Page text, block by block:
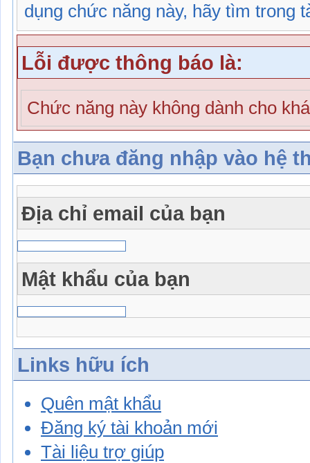
dụng chức năng này, hãy tìm trong
Lỗi được thông báo là:
Chức năng này không dành cho
Bạn chưa đăng nhập vào hệ
Địa chỉ email của bạn
Mật khẩu của bạn
Links hữu ích
Quên mật khẩu
Đăng ký tài khoản mới
Tài liệu trợ giúp